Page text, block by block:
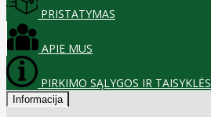
PRISTATYMAS
APIE MUS
PIRKIMO SĄLYGOS IR TAISYKLĖS
Informacija